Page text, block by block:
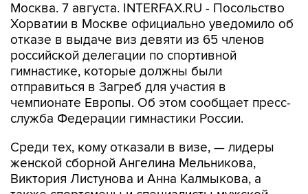
Москва. 7 августа. INTERFAX.RU - Посольство
Хорватии в Москве официально уведомило об
отказе в выдаче виз девяти из 65 членов
российской делегации по спортивной
гимнастике, которые должны были
отправиться в Загреб для участия в
чемпионате Европы. Об этом сообщает пресс-
служба Федерации гимнастики России.
Среди тех, кому отказали в визе, — лидеры
женской сборной Ангелина Мельникова,
Виктория Листунова и Анна Калмыкова, а